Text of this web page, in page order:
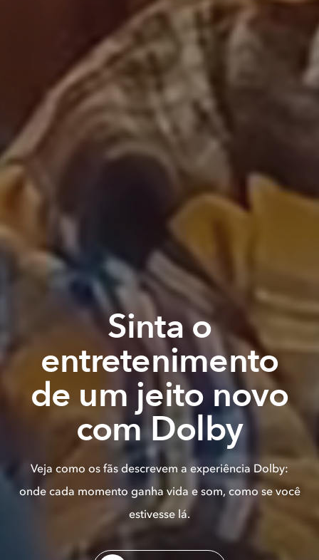
Sinta o
entretenimento
de um jeito novo
com Dolby
Veja como os fãs descrevem a experiência Dolby:
onde cada momento ganha vida e som, como se você
estivesse lá.